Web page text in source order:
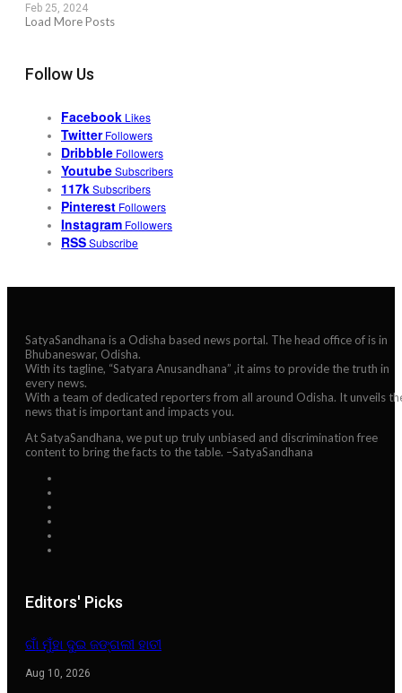
Feb 25, 2024
Load More Posts
Follow Us
Facebook Likes
Twitter Followers
Dribbble Followers
YoutubeSubscribers
117kSubscribers
Pinterest Followers
Instagram Followers
RSSSubscribe
SatyaSandhana is a Odisha based news portal. The head office of is in
Bhubaneswar, Odisha.
With its tagline, “Satyara Anusandhana” ,it aims to provide the truth in
every news.
With a team of dedicated reporters from all around Odisha. It unveils
news that is important and impacts you.
At SatyaSandhana, we put up truly unbiased and discrimination free
content to bring the facts to the table. –SatyaSandhana
Editors' Picks
ଗାଁ ମୁଁହା ଦୁଇ ଜଙ୍ଗଲୀ ହାତୀ
Aug 10, 2026